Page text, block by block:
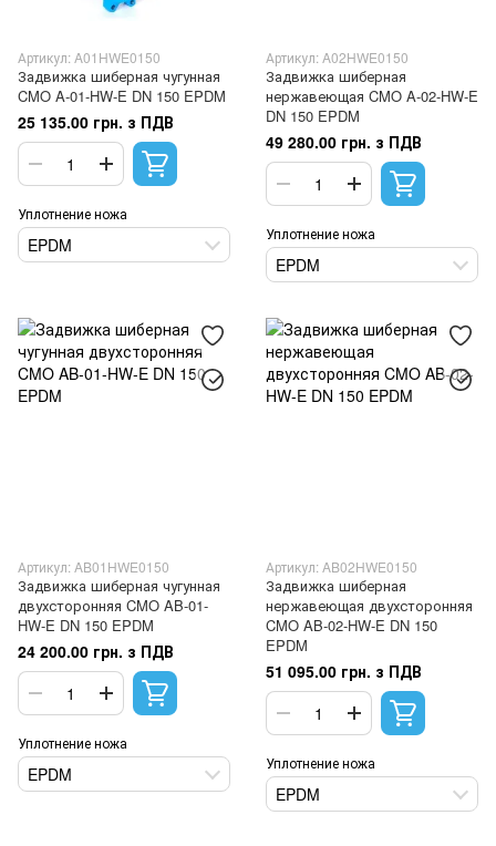
Артикул: A01HWE0150
Задвижка шиберная чугунная
CMO A-01-HW-E DN 150 EPDM
25 135.00 грн. з ПДВ
Уплотнение ножа
EPDM
Артикул: A02HWE0150
Задвижка шиберная
нержавеющая CMO A-02-HW-E
DN 150 EPDM
49 280.00 грн. з ПДВ
Уплотнение ножа
EPDM
Артикул: AB01HWE0150
Задвижка шиберная чугунная
двухсторонняя CMO AB-01-
HW-E DN 150 EPDM
24 200.00 грн. з ПДВ
Уплотнение ножа
EPDM
Артикул: AB02HWE0150
Задвижка шиберная
нержавеющая двухсторонняя
CMO AB-02-HW-E DN 150
EPDM
51 095.00 грн. з ПДВ
Уплотнение ножа
EPDM